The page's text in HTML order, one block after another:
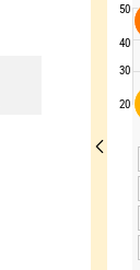
50
40
30
20